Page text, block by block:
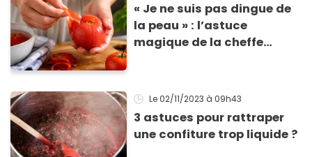
« Je ne suis pas dingue de
la peau » : l’astuce
magique de la cheffe
facilement
Le 02/11/2023 à 09h43
3 astuces pour rattraper
une confiture trop liquide ?